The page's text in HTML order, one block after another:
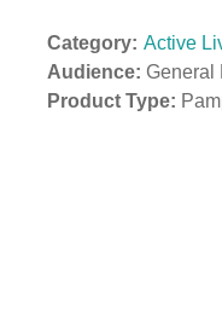
Category: Active
Audience: General
Product Type: